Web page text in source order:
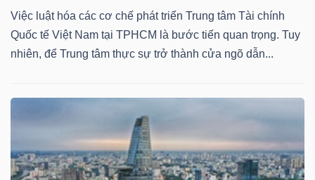
Việc luật hóa các cơ chế phát triển Trung tâm Tài chính
Quốc tế Việt Nam tại TPHCM là bước tiến quan trọng. Tuy
nhiên, để Trung tâm thực sự trở thành cửa ngõ dẫn...
Dữ